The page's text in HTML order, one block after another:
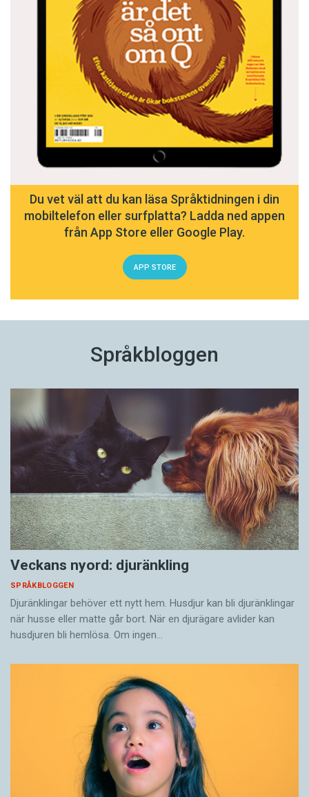
Du vet väl att du kan läsa Språktidningen i din
mobiltelefon eller surfplatta? Ladda ned appen
från App Store eller Google Play.
APP STORE
Språkbloggen
Veckans nyord: djuränkling
SPRÅKBLOGGEN
Djuränklingar behöver ett nytt hem. Husdjur kan bli djuränklingar
när husse eller matte går bort. När en djurägare avlider kan
husdjuren bli hemlösa. Om ingen…